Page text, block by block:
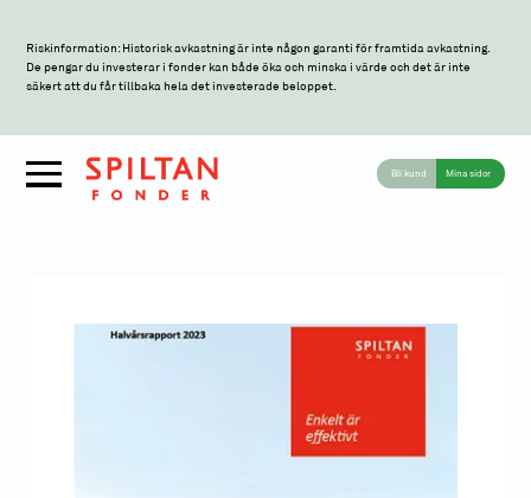
Riskinformation: Historisk avkastning är inte någon garanti för framtida avkastning.
De pengar du investerar i fonder kan både öka och minska i värde och det är inte
säkert att du får tillbaka hela det investerade beloppet.
Bli kund Mina sidor